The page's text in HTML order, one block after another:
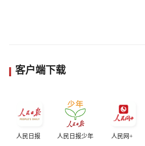
客户端下载
人民日报 人民日报少年 人民网+